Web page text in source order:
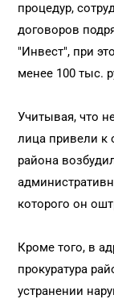
процедур,
договоров
"Инвест", при
менее 100 тыс.
Учитывая, что
лица привели к
района
которого он
Кроме того, в
прокуратура
устранении